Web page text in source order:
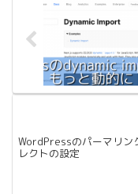
WordPressのパーマリン
レクトの設定